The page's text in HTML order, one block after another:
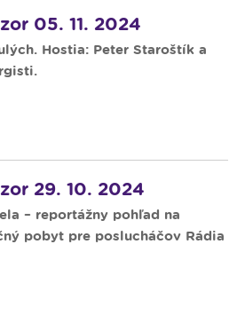
05. 11. 2024
Hostia: Peter Staroštík a
29. 10. 2024
– reportážny pohľad na
pobyt pre poslucháčov Rádia